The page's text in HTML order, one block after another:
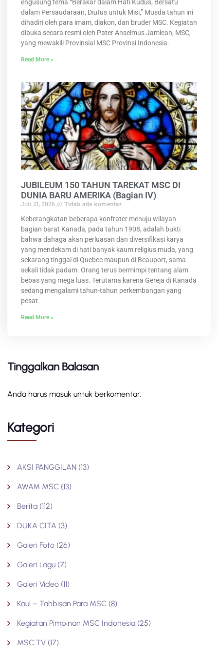
engusung tema “Berakar dalam Hati Kudus, Bersatu
dalam Persaudaraan, Diutus untuk Misi,” Musda tahun ini
dihadiri oleh para imam, diakon, dan bruder MSC. Kegiatan
dibuka secara resmi oleh Pater Anselmus Jamlean, MSC,
yang mewakili Provinsial MSC Provinsi Indonesia.
Read More »
JUBILEUM 150 TAHUN TAREKAT MSC DI
DUNIA BARU AMERIKA (Bagian IV)
Juli 21, 2026
Tidak ada komentar
Keberangkatan beberapa konfrater menuju wilayah
bagian barat Kanada, pada tahun 1908, adalah bukti
bahwa dahaga akan perluasan dan diversifikasi karya
yang mendekam di hati banyak kaum religius muda, yang
sekarang tinggal di Quebec maupun di Beauport, sama
sekali tidak padam. Orang terus bermimpi tentang alam
bebas yang mega luas. Terutama karena Gereja di Kanada
sedang mengalami tahun-tahun perkembangan yang
pesat.
Read More »
Tinggalkan Balasan
Anda harus masuk untuk berkomentar.
Kategori
AKSI PANGGILAN (13)
AWAM MSC (13)
Berita (112)
DUKA CITA (3)
Galeri Foto (26)
Galeri Lagu (7)
Galeri Video (11)
Kaul – Tahbisan Para MSC (8)
Kegiatan Pimpinan MSC Indonesia (25)
MSC TV (17)